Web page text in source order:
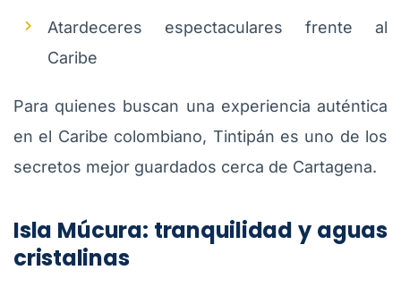
Atardeceres espectaculares frente al
Caribe
Para quienes buscan una experiencia auténtica
en el Caribe colombiano, Tintipán es uno de los
secretos mejor guardados cerca de Cartagena.
Isla Múcura: tranquilidad y aguas
cristalinas